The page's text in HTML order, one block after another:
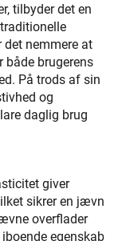
tilbyder det en
nemmere at
både brugerens
På trods af sin
og
daglig brug
giver
sikrer en jævn
overflader
egenskab